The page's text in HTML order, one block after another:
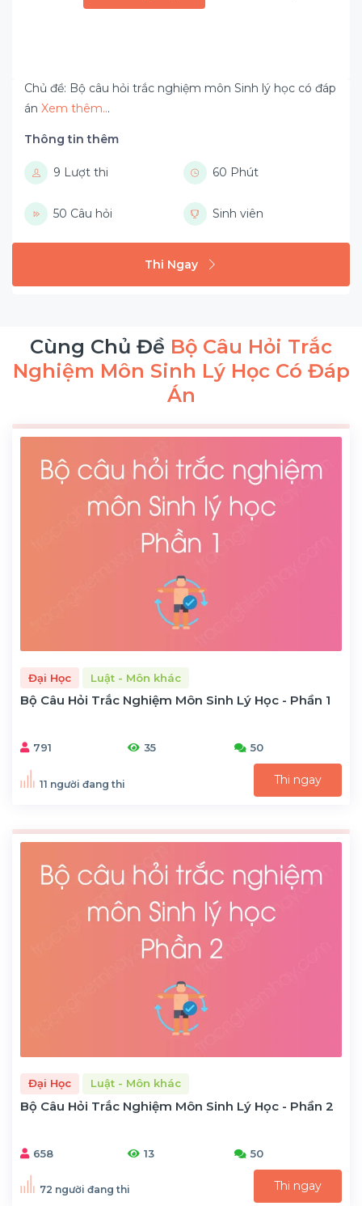
Chủ đề: Bộ câu hỏi trắc nghiệm môn Sinh lý học có đáp
án Xem thêm...
Thông tin thêm
9 Lượt thi 60 Phút
50 Câu hỏi Sinh viên
Thi Ngay
Cùng Chủ Đề Bộ Câu Hỏi Trắc
Nghiệm Môn Sinh Lý Học Có Đáp
Án
Đại Học Luật - Môn khác
Bộ Câu Hỏi Trắc Nghiệm Môn Sinh Lý Học - Phần 1
791 35 50
11 người đang thi Thi ngay
Đại Học Luật - Môn khác
Bộ Câu Hỏi Trắc Nghiệm Môn Sinh Lý Học - Phần 2
658 13 50
72 người đang thi Thi ngay